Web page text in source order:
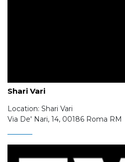
Shari Vari
Location: Shari Vari
Via De' Nari, 14, 00186 Roma RM